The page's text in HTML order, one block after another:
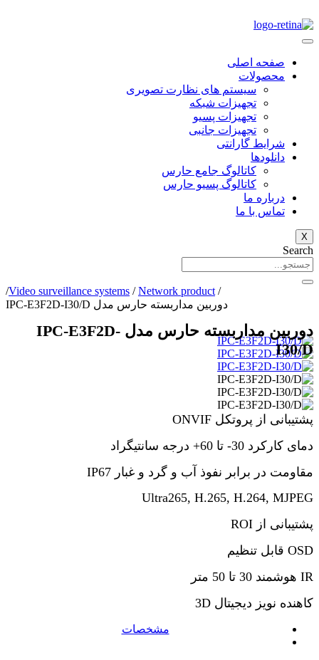
صفحه اصلی
محصولات
سیستم های نظارت تصویری
تجهیزات شبکه
تجهیزات پسیو
تجهیزات جانبی
شرایط گارانتی
دانلود‌ها
کاتالوگ جامع حارس
کاتالوگ پسیو حارس
درباره ما
تماس با ما
X
Search
/Video surveillance systems /Network product /
دوربین مداربسته حارس مدل IPC-E3F2D-I30/D
دوربین مداربسته حارس مدل IPC-E3F2D-
I30/D
پشتیبانى از پروتکل ONVIF
دماى کارکرد 30- تا 60+ درجه سانتیگراد
مقاومت در برابر نفوذ آب و گرد و غبار IP67
Ultra265, H.265, H.264, MJPEG
پشتیبانی از ROI
OSD قابل تنظیم
IR هوشمند 30 تا 50 متر
کاهنده نویز دیجیتال 3D
مشخصات